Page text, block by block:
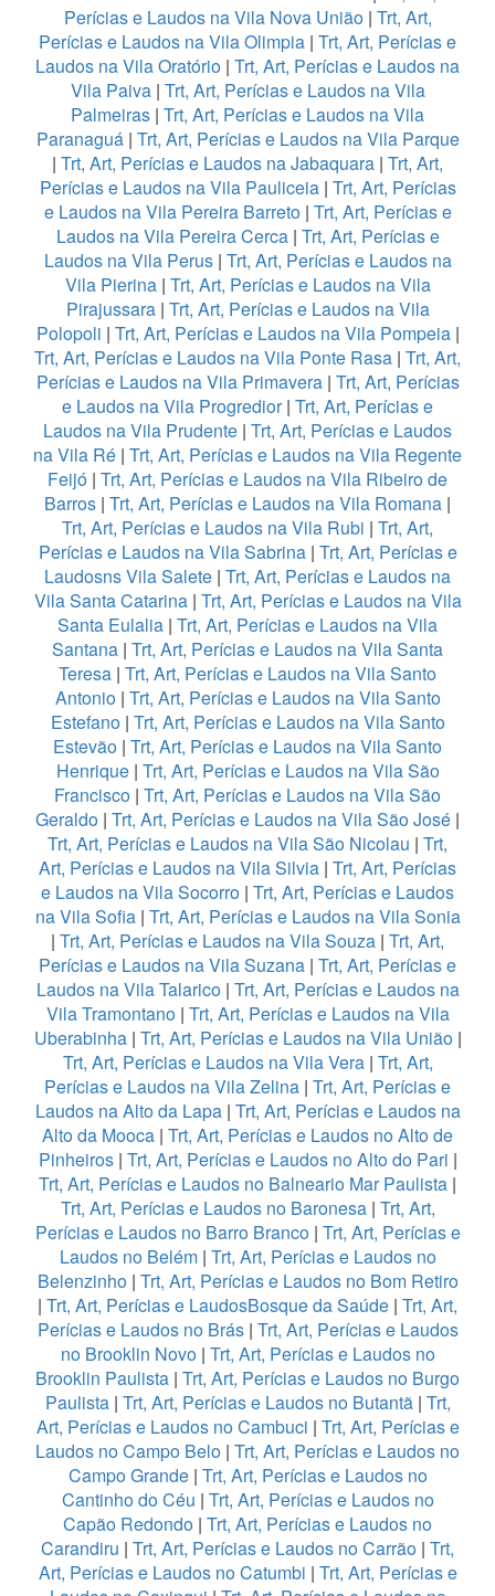
Perícias e Laudos na Vila Nova União| Trt, Art,
Perícias e Laudos na Vila Olimpia | Trt, Art, Perícias e
Laudos na Vila Oratório | Trt, Art, Perícias e Laudos na
Vila Paiva| Trt, Art, Perícias e Laudos na Vila
Palmeiras | Trt, Art, Perícias e Laudos na Vila
Paranaguá| Trt, Art, Perícias e Laudos na Vila Parque
| Trt, Art, Perícias e Laudos na Jabaquara | Trt, Art,
Perícias e Laudos na Vila Pauliceia| Trt, Art, Perícias
e Laudos na Vila Pereira Barreto| Trt, Art, Perícias e
Laudos na Vila Pereira Cerca| Trt, Art, Perícias e
Laudos na Vila Perus| Trt, Art, Perícias e Laudos na
Vila Pierina| Trt, Art, Perícias e Laudos na Vila
Pirajussara| Trt, Art, Perícias e Laudos na Vila
Polopoli | Trt, Art, Perícias e Laudos na Vila Pompeia|
Trt, Art, Perícias e Laudos na Vila Ponte Rasa | Trt, Art,
Perícias e Laudos na Vila Primavera| Trt, Art, Perícias
e Laudos na Vila Progredior| Trt, Art, Perícias e
Laudos na Vila Prudente | Trt, Art, Perícias e Laudos
na Vila Ré | Trt, Art, Perícias e Laudos na Vila Regente
Feijó | Trt, Art, Perícias e Laudos na Vila Ribeiro de
Barros | Trt, Art, Perícias e Laudos na Vila Romana |
Trt, Art, Perícias e Laudos na Vila Rubi | Trt, Art,
Perícias e Laudos na Vila Sabrina| Trt, Art, Perícias e
Laudosns Vila Salete | Trt, Art, Perícias e Laudos na
Vila Santa Catarina| Trt, Art, Perícias e Laudos na Vila
Santa Eulalia | Trt, Art, Perícias e Laudos na Vila
Santana | Trt, Art, Perícias e Laudos na Vila Santa
Teresa | Trt, Art, Perícias e Laudos na Vila Santo
Antonio| Trt, Art, Perícias e Laudos na Vila Santo
Estefano| Trt, Art, Perícias e Laudos na Vila Santo
Estevão | Trt, Art, Perícias e Laudos na Vila Santo
Henrique| Trt, Art, Perícias e Laudos na Vila São
Francisco | Trt, Art, Perícias e Laudos na Vila São
Geraldo | Trt, Art, Perícias e Laudos na Vila São José |
Trt, Art, Perícias e Laudos na Vila São Nicolau | Trt,
Art, Perícias e Laudos na Vila Silvia | Trt, Art, Perícias
e Laudos na Vila Socorro | Trt, Art, Perícias e Laudos
na Vila Sofia| Trt, Art, Perícias e Laudos na Vila Sonia
| Trt, Art, Perícias e Laudos na Vila Souza | Trt, Art,
Perícias e Laudos na Vila Suzana | Trt, Art, Perícias e
Laudos na Vila Talarico| Trt, Art, Perícias e Laudos na
Vila Tramontano| Trt, Art, Perícias e Laudos na Vila
Uberabinha| Trt, Art, Perícias e Laudos na Vila União|
Trt, Art, Perícias e Laudos na Vila Vera| Trt, Art,
Perícias e Laudos na Vila Zelina | Trt, Art, Perícias e
Laudos na Alto da Lapa| Trt, Art, Perícias e Laudos na
Alto da Mooca | Trt, Art, Perícias e Laudos no Alto de
Pinheiros| Trt, Art, Perícias e Laudos no Alto do Pari |
Trt, Art, Perícias e Laudos no Balneario Mar Paulista |
Trt, Art, Perícias e Laudos no Baronesa| Trt, Art,
Perícias e Laudos no Barro Branco| Trt, Art, Perícias e
Laudos no Belém| Trt, Art, Perícias e Laudos no
Belenzinho| Trt, Art, Perícias e Laudos no Bom Retiro
| Trt, Art, Perícias e LaudosBosque da Saúde | Trt, Art,
Perícias e Laudos no Brás| Trt, Art, Perícias e Laudos
no Brooklin Novo| Trt, Art, Perícias e Laudos no
Brooklin Paulista | Trt, Art, Perícias e Laudos no Burgo
Paulista| Trt, Art, Perícias e Laudos no Butantã| Trt,
Art, Perícias e Laudos no Cambuci | Trt, Art, Perícias e
Laudos no Campo Belo | Trt, Art, Perícias e Laudos no
Campo Grande| Trt, Art, Perícias e Laudos no
Cantinho do Céu | Trt, Art, Perícias e Laudos no
Capão Redondo | Trt, Art, Perícias e Laudos no
Carandiru | Trt, Art, Perícias e Laudos no Carrão | Trt,
Art, Perícias e Laudos no Catumbi | Trt, Art, Perícias e